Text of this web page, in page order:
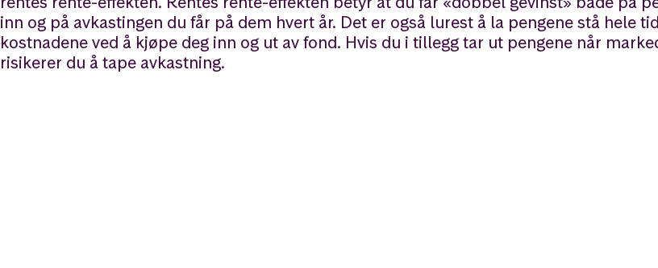
inn og på avkastingen du får på dem hvert år. Det er også lurest å la pengene stå hele
kostnadene ved å kjøpe deg inn og ut av fond. Hvis du i tillegg tar ut pengene når
risikerer du å tape avkastning.